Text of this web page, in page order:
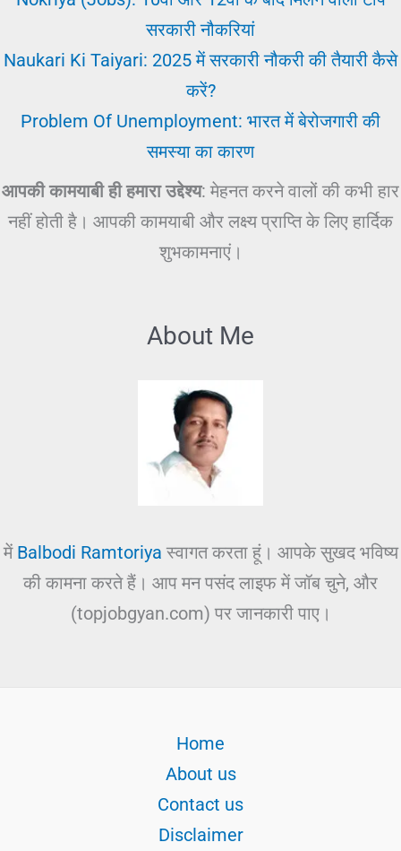
सरकारी नौकरियां
Naukari Ki Taiyari: 2025 में सरकारी नौकरी की तैयारी कैसे
करें?
Problem Of Unemployment: भारत में बेरोजगारी की
समस्या का कारण
आपकी कामयाबी ही हमारा उद्देश्य: मेहनत करने वालों की कभी हार
नहीं होती है। आपकी कामयाबी और लक्ष्य प्राप्ति के लिए हार्दिक
शुभकामनाएं।
About Me
में Balbodi Ramtoriya स्वागत करता हूं। आपके सुखद भविष्य
की कामना करते हैं। आप मन पसंद लाइफ में जॉब चुने, और
(topjobgyan.com) पर जानकारी पाए।
Home
About us
Contact us
Disclaimer